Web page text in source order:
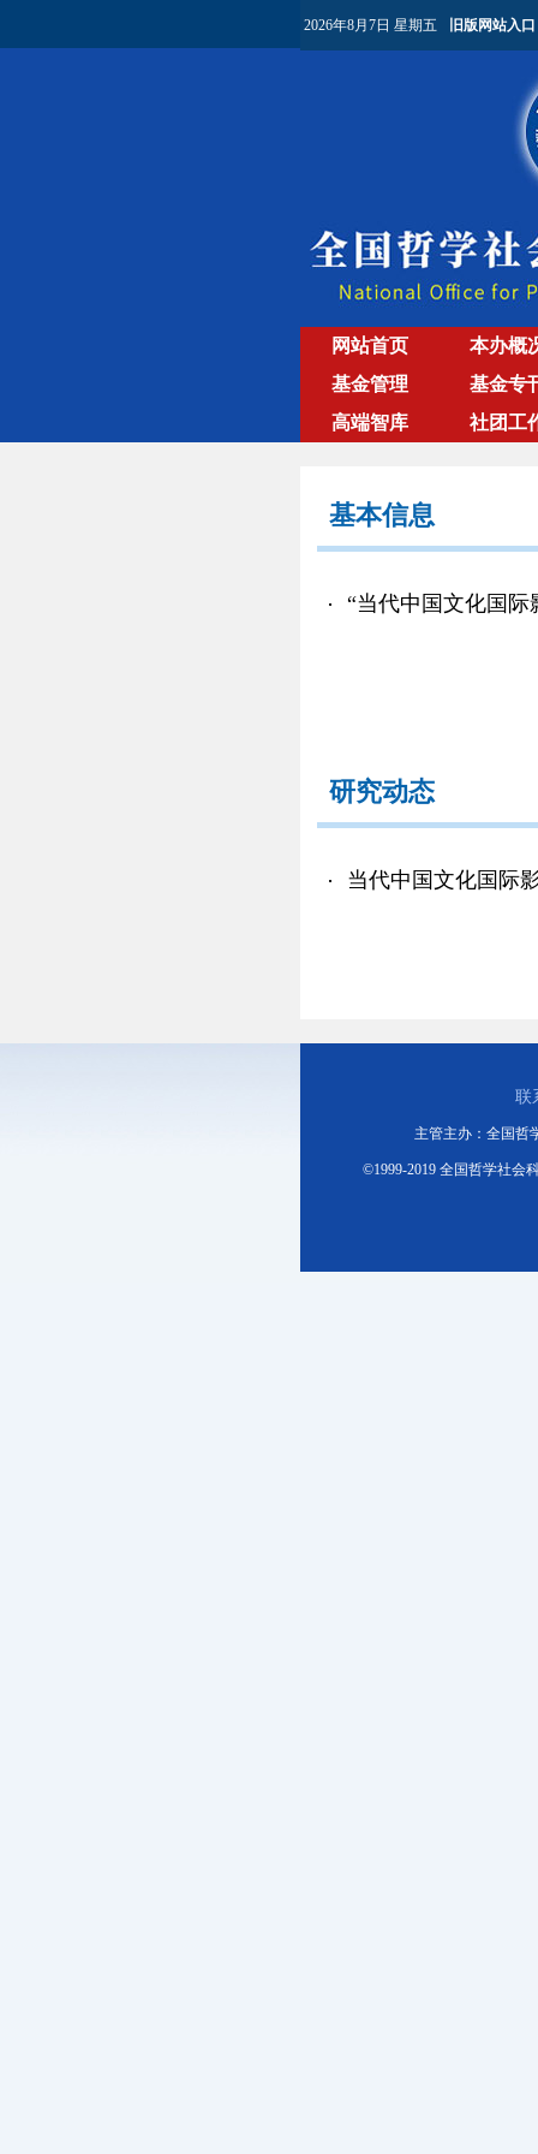
2026年8月7日 星期五 旧版网站入口
网站首页
本办概
基金管理
基金专
高端智库
社团工
基本信息
“当代中国文化国
研究动态
当代中国文化国际
联
主管主办：全国哲
©1999-2019 全国哲学社会